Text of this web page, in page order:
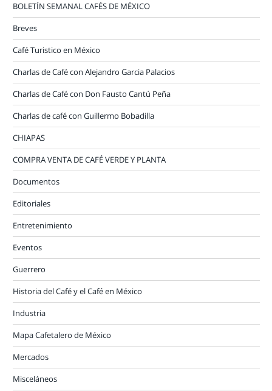
BOLETÍN SEMANAL CAFÉS DE MÉXICO
Breves
Café Turistico en México
Charlas de Café con Alejandro Garcia Palacios
Charlas de Café con Don Fausto Cantú Peña
Charlas de café con Guillermo Bobadilla
CHIAPAS
COMPRA VENTA DE CAFÉ VERDE Y PLANTA
Documentos
Editoriales
Entretenimiento
Eventos
Guerrero
Historia del Café y el Café en México
Industria
Mapa Cafetalero de México
Mercados
Misceláneos